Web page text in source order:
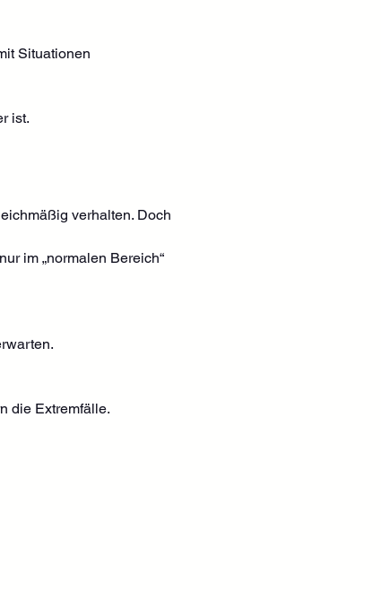
Situationen
ist.
verhalten. Doch
im „normalen Bereich“
die Extremfälle.